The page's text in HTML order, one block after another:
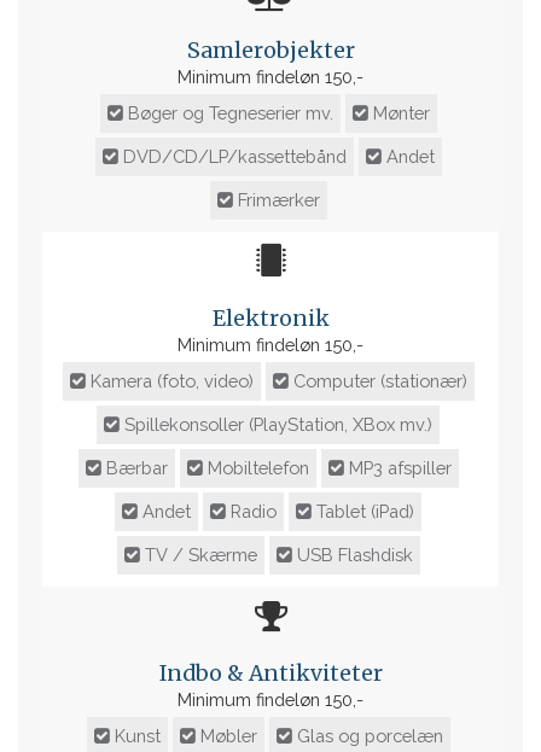
Samlerobjekter
Minimum findeløn 150,-
Bøger og Tegneserier mv.
Mønter
DVD/CD/LP/kassettebånd Andet
Frimærker
Elektronik
Minimum findeløn 150,-
Kamera (foto, video)
Computer (stationær)
Spillekonsoller (PlayStation, XBox mv.)
Bærbar Mobiltelefon MP3 afspiller
Andet Radio Tablet (iPad)
TV / Skærme USB Flashdisk
Indbo & Antikviteter
Minimum findeløn 150,-
Kunst
Møbler Glas og porcelæn